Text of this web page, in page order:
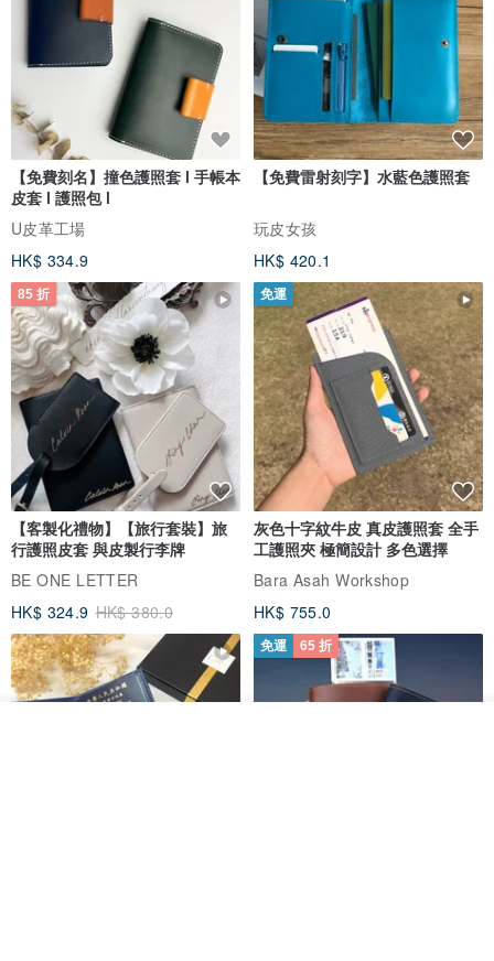
美產14KGF，也被稱為14K包金或14K注金.意指14K鍛壓金，並非國
內電鍍，是一種物理方法用強高溫將14K金層鍛壓於銅材質表面.該技
術克服了箔金均勻度和牢固度的問題.受美國聯邦貿易委員會規范監
督，規定14KGF包金層厚度在15微米以上，金層比重佔總重量的1/20.
雖然保色性好，但本身仍是金屬，會有氧化的情況，保養方法同銀飾
一樣，平時密封保存保持乾燥，偶有氧化以清潔擦拭後恢復光亮.
保養說明：
‧ 佩戴時盡量輕拿輕放，避免重摔. 盡量不要睡覺時佩戴，避免擠壓.
盡量避免與護膚品、香水、香皂、溫泉水等化學物質接觸.
洗澡與劇烈運動時，也請盡量不要佩戴首飾，以免汗水造成飾品氧化.
‧ 長時間不佩戴飾品的時候請將其密封與首飾盒裡或首飾袋裡，盡量減
少金屬部分與潮濕空氣接觸造成材質氧化.
‧ 925銀制飾品氧化後，在家可自行用牙膏進行刷洗清潔，然後用紙巾
吸乾最後一遍清洗的清水.
‧ 美產14K注金或18K真金飾品有輕微氧化後，在家可自行用極少量洗
潔精刷洗清潔，然後用紙巾吸乾最後一遍清洗的清水.
關於發貨：
發貨時間：接到客人的訂制需求後，手工週期約在3-10個工作日不
等，根據飾品的繁簡程度而定.
物流資費：購買單件按順豐速運的實際寄送費用為標准，可參考館內
運費收費標准。
【免費刻名】撞色護照套 l 手帳本
皮套 l 護照包 l
U皮革工場
HK$ 334.9
【免費雷射刻字】水藍色護照套
玩皮女孩
HK$ 420.1
85 折
【客製化禮物】【旅行套裝】旅
行護照皮套 與皮製行李牌
BE ONE LETTER
HK$ 324.9 HK$ 380.0
免運
灰色十字紋牛皮 真皮護照套 全手
工護照夾 極簡設計 多色選擇
Bara Asah Workshop
HK$ 755.0
免運 65 折